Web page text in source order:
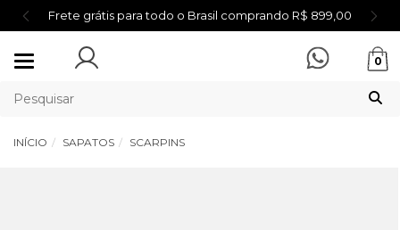
Frete grátis para todo o Brasil comprando R$ 899,00
Mudar
0
INÍCIO SAPATOS SCARPINS